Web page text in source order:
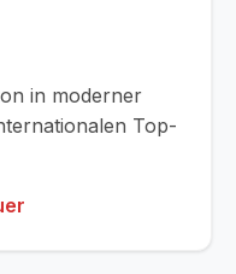
in moderner
Top-